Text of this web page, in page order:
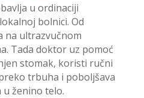
u ordinaciji
bolnici. Od
na ultrazvučnom
Tada doktor uz pomoć
stomak, koristi ručni
trbuha i poboljšava
ženino telo.